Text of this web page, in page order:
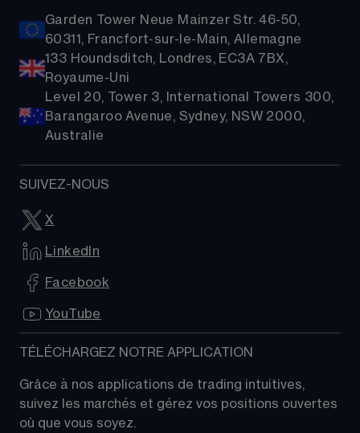
Garden Tower Neue Mainzer Str. 46-50,
60311, Francfort-sur-le-Main, Allemagne
133 Houndsditch, Londres, EC3A 7BX,
Royaume-Uni
Level 20, Tower 3, International Towers 300,
Barangaroo Avenue, Sydney, NSW 2000,
Australie
SUIVEZ-NOUS
X
LinkedIn
Facebook
YouTube
TÉLÉCHARGEZ NOTRE APPLICATION
Grâce à nos applications de trading intuitives,
suivez les marchés et gérez vos positions ouvertes
où que vous soyez.